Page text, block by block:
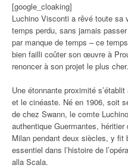
[google_cloaking]
Luchino Visconti a rêvé toute sa
temps perdu, sans jamais
par manque de temps – ce
bien failli coûter son œuvre à
renoncer à son projet le plus cher.
Une étonnante proximité
et le cinéaste. Né en 1906, soit
de chez Swann, le comte
authentique Guermantes,
Milan pendant deux siècles, y fit
essentiel dans l’histoire de
alla Scala.